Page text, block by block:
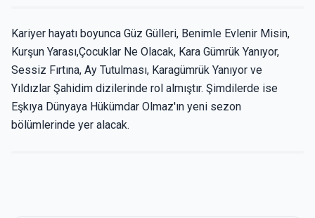
Kariyer hayatı boyunca Güz Gülleri, Benimle Evlenir Misin,
Kurşun Yarası,Çocuklar Ne Olacak, Kara Gümrük Yanıyor,
Sessiz Fırtına, Ay Tutulması, Karagümrük Yanıyor ve
Yıldızlar Şahidim dizilerinde rol almıştır. Şimdilerde ise
Eşkıya Dünyaya Hükümdar Olmaz'ın yeni sezon
bölümlerinde yer alacak.